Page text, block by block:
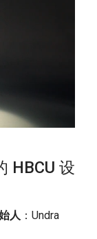
HBCU 设
人 ：Undra